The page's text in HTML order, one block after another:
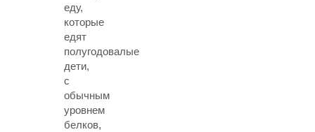
еду,
которые
едят
полугодовалые
дети,
с
обычным
уровнем
белков,